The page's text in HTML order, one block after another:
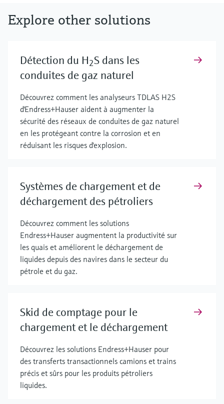
Explore other solutions
Détection du H2S dans les
conduites de gaz naturel
Découvrez comment les analyseurs TDLAS H2S
d'Endress+Hauser aident à augmenter la
sécurité des réseaux de conduites de gaz naturel
en les protégeant contre la corrosion et en
réduisant les risques d'explosion.
Systèmes de chargement et de
déchargement des pétroliers
Découvrez comment les solutions
Endress+Hauser augmentent la productivité sur
les quais et améliorent le déchargement de
liquides depuis des navires dans le secteur du
pétrole et du gaz.
Skid de comptage pour le
chargement et le déchargement
Découvrez les solutions Endress+Hauser pour
des transferts transactionnels camions et trains
précis et sûrs pour les produits pétroliers
liquides.